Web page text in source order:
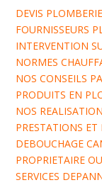
DEVIS
FOURNISSEURS
INTERVENTION
NORMES
NOS CONSEILS
PRODUITS EN
NOS
PRESTATIONS
DEBOUCHAGE
PROPRIETAIRE
SERVICES